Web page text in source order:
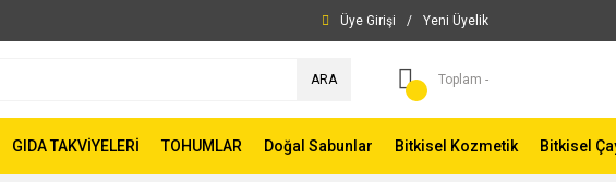
Üye Girişi / Yeni Üyelik
ARA Toplam -
GIDA TAKVİYELERİ TOHUMLAR Doğal Sabunlar Bitkisel Kozmetik Bitkisel